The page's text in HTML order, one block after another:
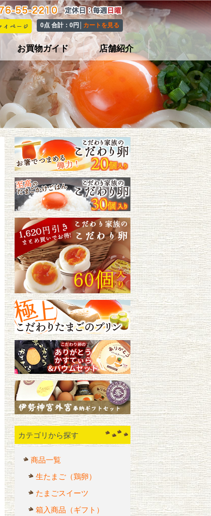
0点 合計：0円│ カートを見る
お買物ガイド 店舗紹介
カテゴリから探す
商品一覧
生たまご（鶏卵）
たまごスイーツ
箱入商品（ギフト）